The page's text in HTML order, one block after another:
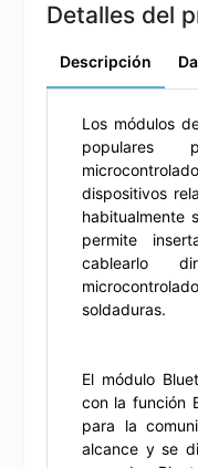
Detalles del
Descripción
Los módulos
populares
dispositivos
habitualmente
permite
cablearlo
soldaduras.
El módulo
con la función
para la
alcance y se